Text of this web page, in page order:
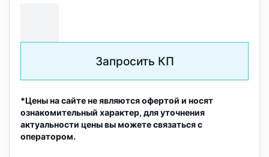
Запросить КП
*Цены на сайте не являются офертой и носят
ознакомительный характер, для уточнения
актуальности цены вы можете связаться с
оператором.